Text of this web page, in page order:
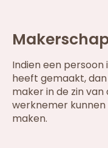
Indien een
heeft gemaakt,
maker in de zin
werknemer
maken.